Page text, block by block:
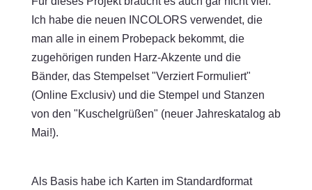
Ich habe die neuen INCOLORS verwendet, die
man alle in einem Probepack bekommt, die
zugehörigen runden Harz-Akzente und die
Bänder, das Stempelset "Verziert Formuliert"
(Online Exclusiv) und die Stempel und Stanzen
von den "Kuschelgrüßen" (neuer Jahreskatalog ab
Mai!).
Als Basis habe ich Karten im Standardformat